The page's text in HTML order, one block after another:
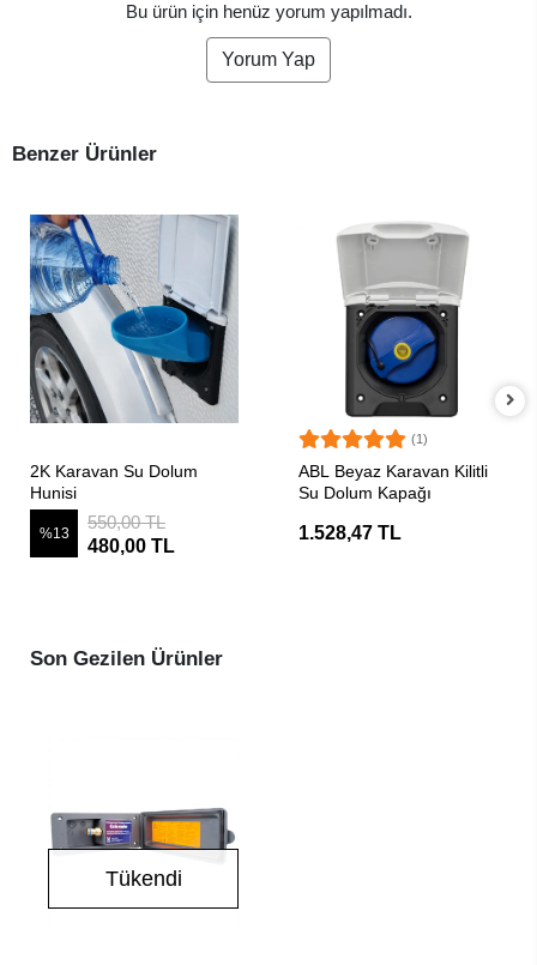
Bu ürün için henüz yorum yapılmadı.
Yorum Yap
Benzer Ürünler
2K Karavan Su Dolum
Hunisi
%13
550,00 TL
480,00 TL
(1)
ABL Beyaz Karavan Kilitli
Su Dolum Kapağı
1.528,47 TL
Son Gezilen Ürünler
Tükendi